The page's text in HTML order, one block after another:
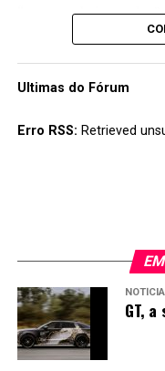
“os meus
podemos ver os
outros de uma
Lamborghini,
dos “conhecidos”,
alguns modelos raros
Ultimas do Fórum
Erro RSS: Retrieved
GT,